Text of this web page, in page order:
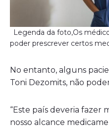
Legenda da foto,Os
poder prescrever certos
No entanto, alguns
Toni Dezomits, não
“Este país deveria fazer
nosso alcance